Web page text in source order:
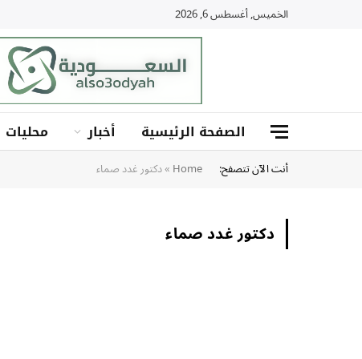
الخميس, أغسطس 6, 2026
الصفحة الرئيسية أخبار محليات
أنت الآن تتصفح: Home
»دكتور غدد صماء
دكتور غدد صماء